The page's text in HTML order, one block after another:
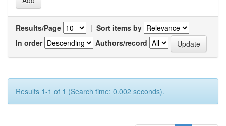
Results/Page | Sort items by
In order
Authors/record
Results 1-1 of 1 (Search time: 0.002 seconds).